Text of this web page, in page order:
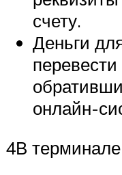
счету.
Деньги
перевести
онлайн-
4В